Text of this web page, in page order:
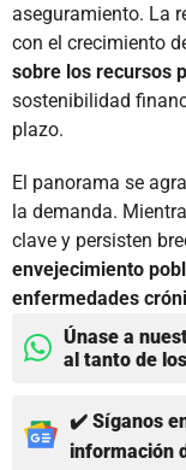
aseguramiento. La
con el crecimiento
sobre los recursos
sostenibilidad
plazo.
El panorama se
la demanda.
clave y persisten
envejecimiento
enfermedades
Únase a
al tanto de
✔️ Síganos
información